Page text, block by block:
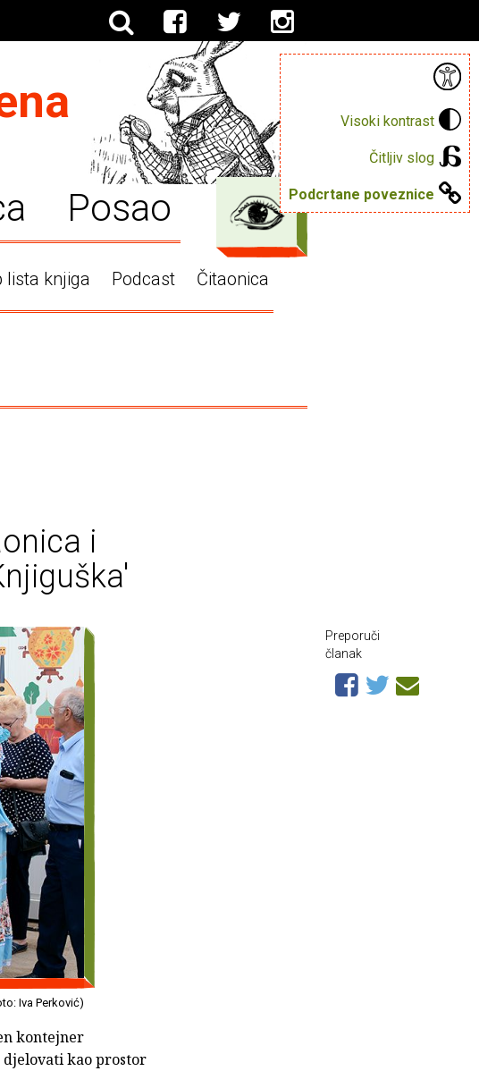
Visoki kontrast
Čitljiv slog
Podcrtane poveznice
Posao
lista knjiga Podcast Čitaonica
i
Iva Perković)
kontejner
djelovati kao prostor
Preporuči
članak